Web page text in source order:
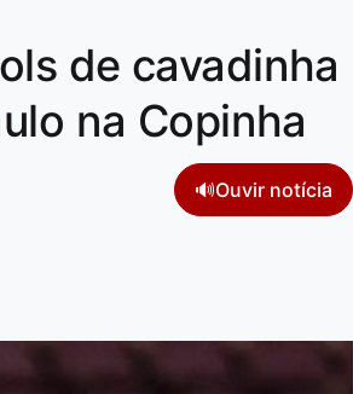
de cavadinha
na Copinha
🔊Ouvir notícia